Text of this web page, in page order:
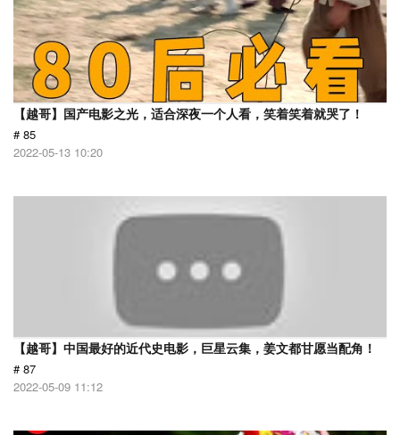
【越哥】国产电影之光，适合深夜一个人看，笑着笑着就哭了！
# 85
2022-05-13 10:20
【越哥】中国最好的近代史电影，巨星云集，姜文都甘愿当配角！
# 87
2022-05-09 11:12